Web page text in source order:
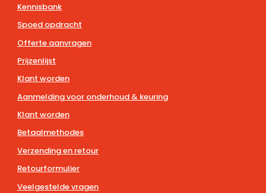
Kennisbank
Spoed opdracht
Offerte aanvragen
Prijzenlijst
Klant worden
Aanmelding voor onderhoud & keuring
Klant worden
Betaalmethodes
Verzending en retour
Retourformulier
Veelgestelde vragen